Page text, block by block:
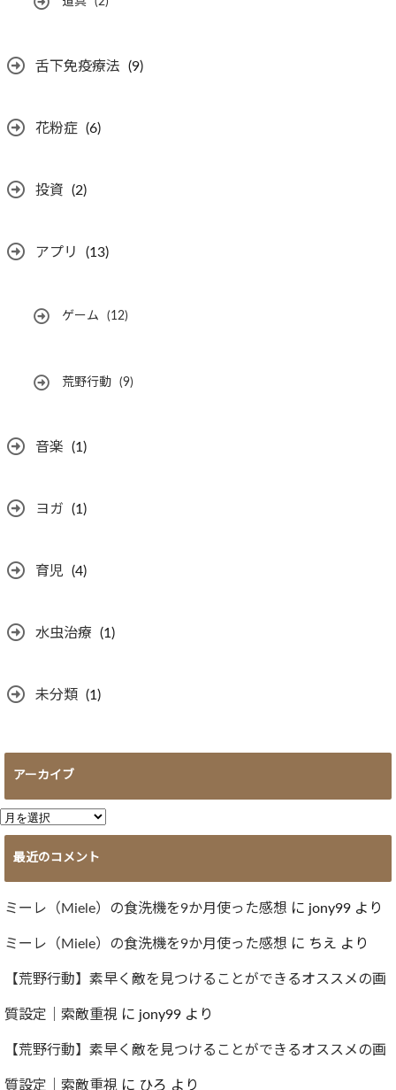
舌下免疫療法 (9)
花粉症 (6)
投資 (2)
アプリ (13)
ゲーム (12)
荒野行動 (9)
音楽 (1)
ヨガ (1)
育児 (4)
水虫治療 (1)
未分類 (1)
アーカイブ
ア
ー
イ
ブ
最近のコメント
ミーレ（Miele）の食洗機を9か月使った感想 に jony99 より
ミーレ（Miele）の食洗機を9か月使った感想 に ちえ より
【荒野行動】素早く敵を見つけることができるオススメの画
質設定｜索敵重視 に jony99 より
【荒野行動】素早く敵を見つけることができるオススメの画
質設定｜索敵重視 に ひろ より